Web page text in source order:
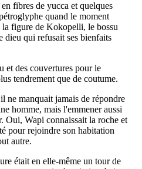
fibres de yucca et quelques
quand le moment
figure de Kokopelli, le bossu
dieu qui refusait ses bienfaits
et des couvertures pour le
tendrement que de coutume.
ne manquait jamais de répondre
homme, mais l'emmener aussi
Oui, Wapi connaissait la roche et
pour rejoindre son habitation
autre.
était en elle-même un tour de